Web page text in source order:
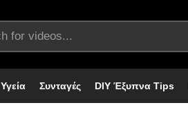
Υγεία Συνταγές DIY Έξυπνα Tips